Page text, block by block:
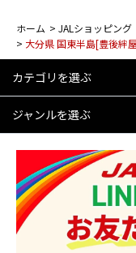
ホーム > JALショッピング
> 大分県 国東半島[豊後絆
カテゴリを選ぶ
ジャンルを選ぶ